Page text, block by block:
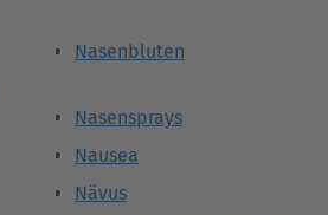
Nasenbluten
Nasensprays
Nausea
Nävus